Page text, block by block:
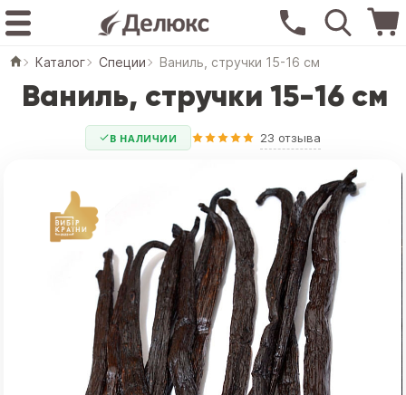
Каталог Специи Ваниль, стручки 15-16 см
Ваниль, стручки 15-16 см
В НАЛИЧИИ 23 отзыва